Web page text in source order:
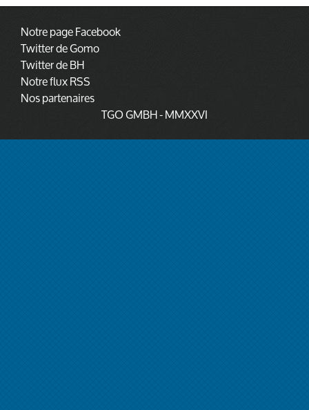
Notre page Facebook
Twitter de Gomo
Twitter de BH
Notre flux RSS
Nos partenaires
TGO GMBH- MMXXVI